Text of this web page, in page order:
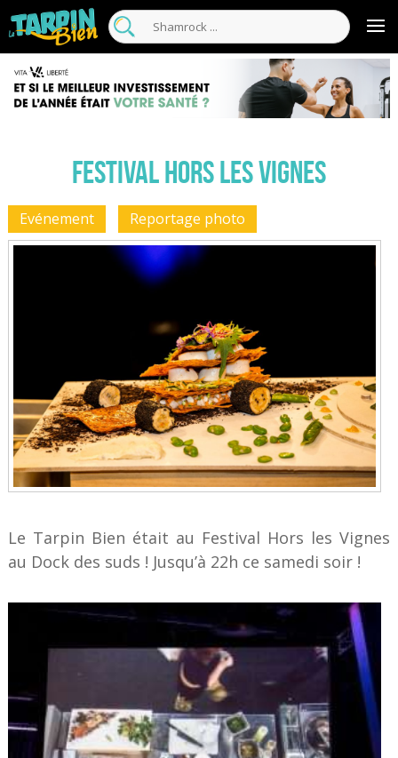
Festival Hors les vignes
Evénement Reportage photo
Le Tarpin Bien était au Festival Hors les Vignes
au Dock des suds ! Jusqu’à 22h ce samedi soir !